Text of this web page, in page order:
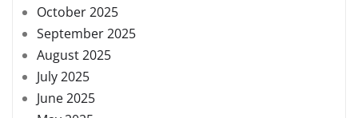
October 2025
September 2025
August 2025
July 2025
June 2025